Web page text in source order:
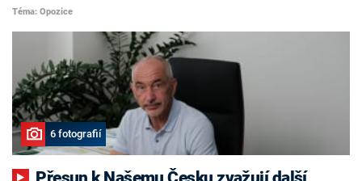
Téma: Opozice
6 fotografií